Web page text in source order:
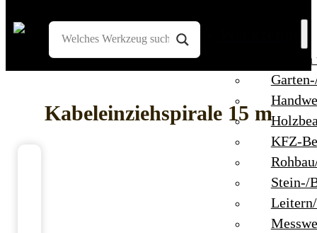
KFZ-
Stein-/
Kabeleinziehspirale 15 m